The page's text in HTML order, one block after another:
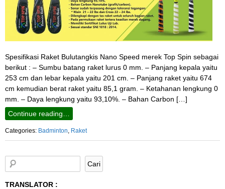
Spesifikasi Raket Bulutangkis Nano Speed merek Top Spin sebagai
berikut : – Sumbu batang raket lurus 0 mm. – Panjang kepala yaitu
253 cm dan lebar kepala yaitu 201 cm. – Panjang raket yaitu 674
cm kemudian berat raket yaitu 85,1 gram. – Ketahanan lengkung 0
mm. – Daya lengkung yaitu 93,10%. – Bahan Carbon […]
Continue reading…
Categories: Badminton Raket
TRANSLATOR :